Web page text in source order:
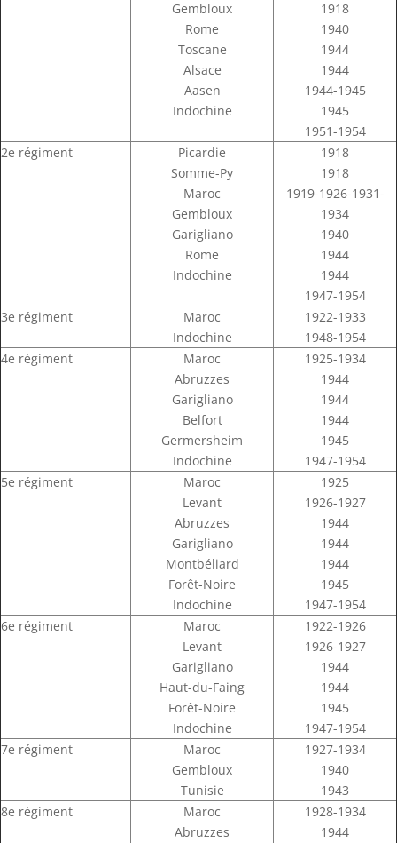
Gembloux
Rome
Toscane
Alsace
Aasen
Indochine
1918
1940
1944
1944
1944-1945
1945
1951-1954
2e régiment
Picardie
Somme-Py
Maroc
Gembloux
Garigliano
Rome
Indochine
1918
1918
1919-1926-1931-
1934
1940
1944
1944
1947-1954
3e régiment
Maroc
Indochine
1922-1933
1948-1954
4e régiment
Maroc
Abruzzes
Garigliano
Belfort
Germersheim
Indochine
1925-1934
1944
1944
1944
1945
1947-1954
5e régiment
Maroc
Levant
Abruzzes
Garigliano
Montbéliard
Forêt-Noire
Indochine
1925
1926-1927
1944
1944
1944
1945
1947-1954
6e régiment
Maroc
Levant
Garigliano
Haut-du-Faing
Forêt-Noire
Indochine
1922-1926
1926-1927
1944
1944
1945
1947-1954
7e régiment
Maroc
Gembloux
Tunisie
1927-1934
1940
1943
8e régiment
Maroc
Abruzzes
1928-1934
1944